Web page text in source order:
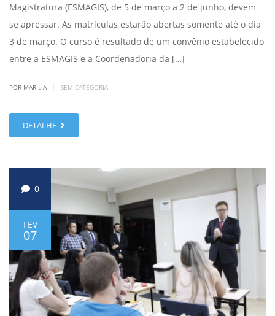
Magistratura (ESMAGIS), de 5 de março a 2 de junho, devem
se apressar. As matrículas estarão abertas somente até o dia
3 de março. O curso é resultado de um convênio estabelecido
entre a ESMAGIS e a Coordenadoria da […]
POR MARILIA SEM CATEGORIA
DETALHE
0
FEV
07